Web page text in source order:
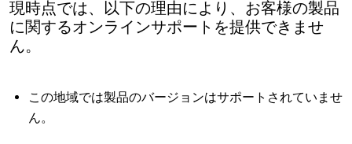
現時点では、以下の理由により、お客様の製品
に関するオンラインサポートを提供できませ
ん。
この地域では製品のバージョンはサポートされていませ
ん。